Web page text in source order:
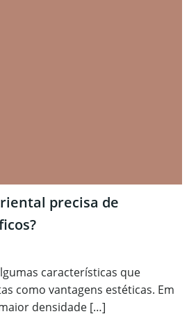
precisa de
características que
como vantagens estéticas. Em
densidade […]